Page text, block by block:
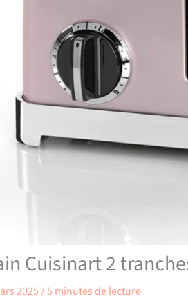
Cuisinart 2
2025/5 minutes de lecture